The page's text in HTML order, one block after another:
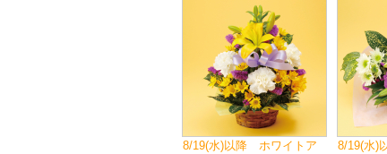
8/19(水)以降 ホワイトア
8/19(水